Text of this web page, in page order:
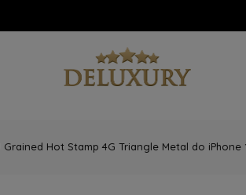
Grained Hot Stamp 4G Triangle Metal do iPhone